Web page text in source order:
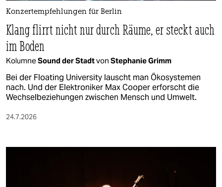
Konzertempfehlungen für Berlin
Klang flirrt nicht nur durch Räume, er steckt auch
im Boden
KolumneSound der Stadtvon Stephanie Grimm
Bei der Floating University lauscht man Ökosystemen
nach. Und der Elektroniker Max Cooper erforscht die
Wechselbeziehungen zwischen Mensch und Umwelt.
24.7.2026